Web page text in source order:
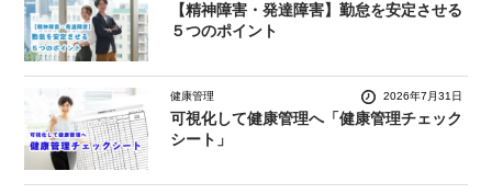
【精神障害・発達障害】勤怠を安定させる
５つのポイント
健康管理 2026年7月31日
可視化して健康管理へ「健康管理チェック
シート」